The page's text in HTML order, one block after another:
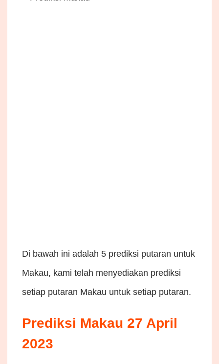
Di bawah ini adalah 5 prediksi putaran untuk
Makau, kami telah menyediakan prediksi
setiap putaran Makau untuk setiap putaran.
Prediksi Makau 27 April
2023